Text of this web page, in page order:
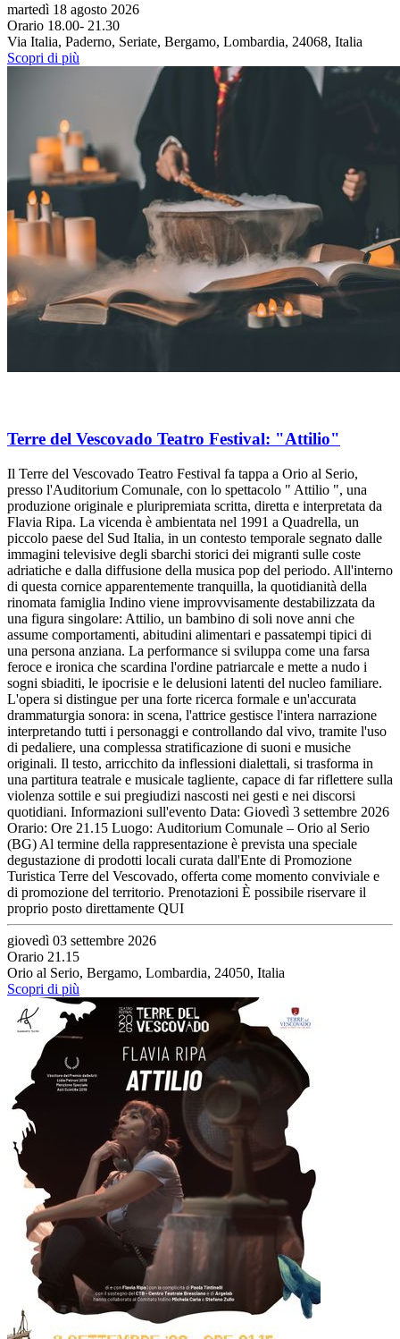
martedì 18 agosto 2026
Orario 18.00- 21.30
Via Italia, Paderno, Seriate, Bergamo, Lombardia, 24068, Italia
Scopri di più
Terre del Vescovado Teatro Festival: "Attilio"
Il Terre del Vescovado Teatro Festival fa tappa a Orio al Serio,
presso l'Auditorium Comunale, con lo spettacolo " Attilio ", una
produzione originale e pluripremiata scritta, diretta e interpretata da
Flavia Ripa. La vicenda è ambientata nel 1991 a Quadrella, un
piccolo paese del Sud Italia, in un contesto temporale segnato dalle
immagini televisive degli sbarchi storici dei migranti sulle coste
adriatiche e dalla diffusione della musica pop del periodo. All'interno
di questa cornice apparentemente tranquilla, la quotidianità della
rinomata famiglia Indino viene improvvisamente destabilizzata da
una figura singolare: Attilio, un bambino di soli nove anni che
assume comportamenti, abitudini alimentari e passatempi tipici di
una persona anziana. La performance si sviluppa come una farsa
feroce e ironica che scardina l'ordine patriarcale e mette a nudo i
sogni sbiaditi, le ipocrisie e le delusioni latenti del nucleo familiare.
L'opera si distingue per una forte ricerca formale e un'accurata
drammaturgia sonora: in scena, l'attrice gestisce l'intera narrazione
interpretando tutti i personaggi e controllando dal vivo, tramite l'uso
di pedaliere, una complessa stratificazione di suoni e musiche
originali. Il testo, arricchito da inflessioni dialettali, si trasforma in
una partitura teatrale e musicale tagliente, capace di far riflettere sulla
violenza sottile e sui pregiudizi nascosti nei gesti e nei discorsi
quotidiani. Informazioni sull'evento Data: Giovedì 3 settembre 2026
Orario: Ore 21.15 Luogo: Auditorium Comunale – Orio al Serio
(BG) Al termine della rappresentazione è prevista una speciale
degustazione di prodotti locali curata dall'Ente di Promozione
Turistica Terre del Vescovado, offerta come momento conviviale e
di promozione del territorio. Prenotazioni È possibile riservare il
proprio posto direttamente QUI
giovedì 03 settembre 2026
Orario 21.15
Orio al Serio, Bergamo, Lombardia, 24050, Italia
Scopri di più